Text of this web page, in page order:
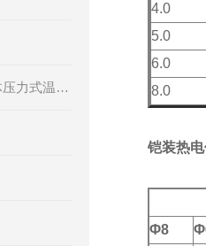
WTY系列全不锈钢液体压力式温度计
4.0
5.0
6.0
8.0
铠装热
Φ8